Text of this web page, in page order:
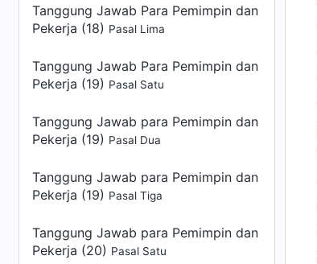
Tanggung Jawab Para Pemimpin dan
Pekerja (18) Pasal Lima
Tanggung Jawab Para Pemimpin dan
Pekerja (19) Pasal Satu
Tanggung Jawab para Pemimpin dan
Pekerja (19) Pasal Dua
Tanggung Jawab para Pemimpin dan
Pekerja (19) Pasal Tiga
Tanggung Jawab para Pemimpin dan
Pekerja (20) Pasal Satu